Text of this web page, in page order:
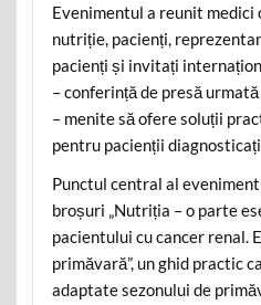
Evenimentul a reunit medici
nutriție, pacienți,
pacienți și invitați
– conferință de presă
– menite să ofere soluții
pentru pacienții
Punctul central al
broșuri „Nutriția – o parte
pacientului cu cancer renal.
primăvară”, un ghid practic
adaptate sezonului de